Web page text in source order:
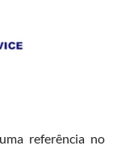
referência no